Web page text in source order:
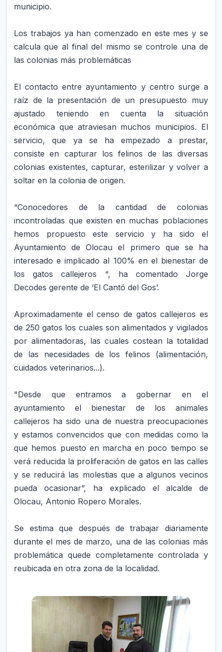
municipio.
Los trabajos ya han comenzado en este mes y se
calcula que al final del mismo se controle una de
las colonias más problemáticas
El contacto entre ayuntamiento y centro surge a
raíz de la presentación de un presupuesto muy
ajustado teniendo en cuenta la situación
económica que atraviesan muchos municipios. El
servicio, que ya se ha empezado a prestar,
consiste en capturar los felinos de las diversas
colonias existentes, capturar, esterilizar y volver a
soltar en la colonia de origen.
“Conocedores de la cantidad de colonias
incontroladas que existen en muchas poblaciones
hemos propuesto este servicio y ha sido el
Ayuntamiento de Olocau el primero que se ha
interesado e implicado al 100% en el bienestar de
los gatos callejeros “, ha comentado Jorge
Decodes gerente de ‘El Cantó del Gos’.
Aproximadamente el censo de gatos callejeros es
de 250 gatos los cuales son alimentados y vigilados
por alimentadoras, las cuales costean la totalidad
de las necesidades de los felinos (alimentación,
cuidados veterinarios...).
"Desde que entramos a gobernar en el
ayuntamiento el bienestar de los animales
callejeros ha sido una de nuestra preocupaciones
y estamos convencidos que con medidas como la
que hemos puesto en marcha en poco tiempo se
verá reducida la proliferación de gatos en las calles
y se reducirá las molestias que a algunos vecinos
pueda ocasionar”, ha explicado el alcalde de
Olocau, Antonio Ropero Morales.
Se estima que después de trabajar diariamente
durante el mes de marzo, una de las colonias más
problemática quede completamente controlada y
reubicada en otra zona de la localidad.